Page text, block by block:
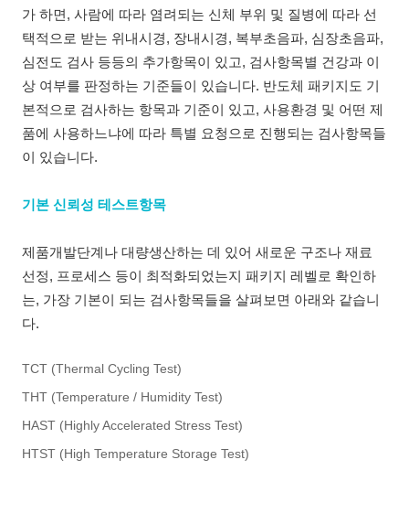
가 하면, 사람에 따라 염려되는 신체 부위 및 질병에 따라 선
택적으로 받는 위내시경, 장내시경, 복부초음파, 심장초음파,
심전도 검사 등등의 추가항목이 있고, 검사항목별 건강과 이
상 여부를 판정하는 기준들이 있습니다. 반도체 패키지도 기
본적으로 검사하는 항목과 기준이 있고, 사용환경 및 어떤 제
품에 사용하느냐에 따라 특별 요청으로 진행되는 검사항목들
이 있습니다.
기본 신뢰성 테스트항목
제품개발단계나 대량생산하는 데 있어 새로운 구조나 재료
선정, 프로세스 등이 최적화되었는지 패키지 레벨로 확인하
는, 가장 기본이 되는 검사항목들을 살펴보면 아래와 같습니
다.
TCT (Thermal Cycling Test)
THT (Temperature / Humidity Test)
HAST (Highly Accelerated Stress Test)
HTST (High Temperature Storage Test)